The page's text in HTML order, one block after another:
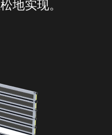
地实现。
Information